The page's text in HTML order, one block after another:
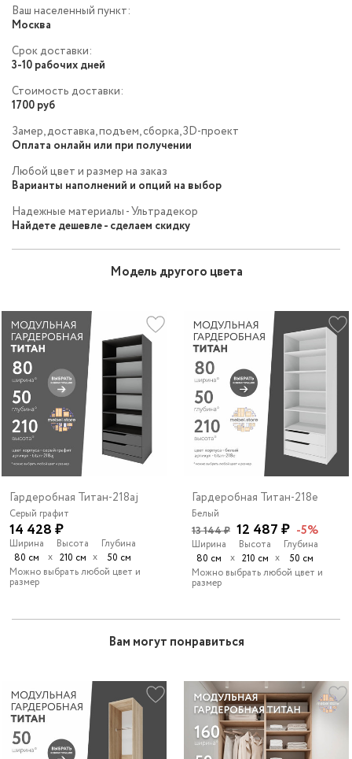
Ваш населенный пункт:
Москва
Срок доставки:
3-10 рабочих дней
Стоимость доставки:
1700 руб
Замер, доставка, подъем, сборка, 3D-проект
Оплата онлайн или при получении
Любой цвет и размер на заказ
Варианты наполнений и опций на выбор
Надежные материалы - Ультрадекор
Найдете дешевле - сделаем скидку
Модель другого цвета
Гардеробная Титан-218aj
Серый графит
14 428 ₽
Ширина
80 см
х
Высота
210 см х
Глубина
50 см
Можно выбрать любой цвет и
размер
Гардеробная Титан-218e
Белый
13 144 ₽ 12 487 ₽ -5%
Ширина
80 см
х
Высота
210 см х
Глубина
50 см
Можно выбрать любой цвет и
размер
Вам могут понравиться